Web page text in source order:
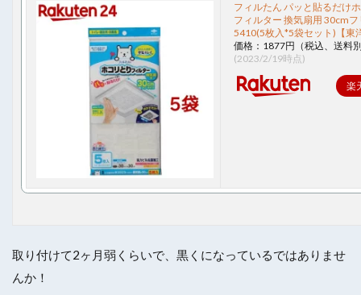
フィルたん パッと貼るだけ
フィルター 換気扇用 30cm
5410(5枚入*5袋セット)【東
価格：1877円（税込、送料
(2023/2/19時点)
楽
取り付けて2ヶ月弱くらいで、黒くになっているではありませ
んか！